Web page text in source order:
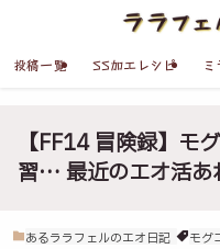
投稿一覧 SS加工レシピ
【FF14 冒険録】モ
習… 最近のエオ活あ
あるララフェルのエオ日記 モグ